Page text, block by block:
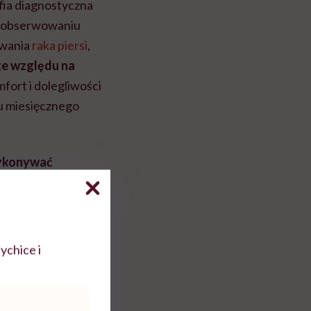
diagnostyczna
raka piersi,
względu na
i dolegliwości
miesięcznego
i